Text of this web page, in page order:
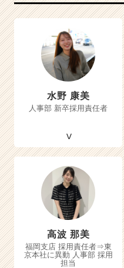
水野 康美
人事部 新卒採用責任者
高波 那美
福岡支店 採用責任者⇒東
京本社に異動 人事部 採用
担当